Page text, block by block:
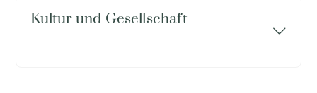
Kultur und Gesellschaft